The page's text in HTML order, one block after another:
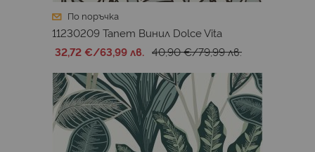
По поръчка
11230209 Тапет Винил Dolce Vita
32,72 €/63,99 лв. 40,90 €/79,99 лв.